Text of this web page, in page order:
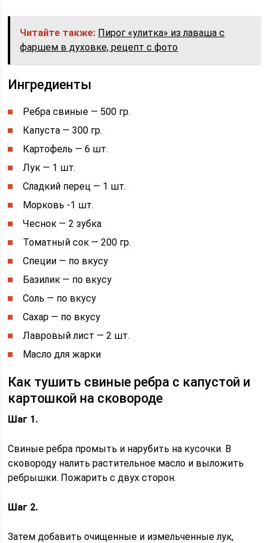
Читайте также: Пирог «улитка» из лаваша с
фаршем в духовке, рецепт с фото
Ингредиенты
Ребра свиные — 500 гр.
Капуста — 300 гр.
Картофель — 6 шт.
Лук — 1 шт.
Сладкий перец — 1 шт.
Морковь -1 шт.
Чеснок — 2 зубка
Томатный сок — 200 гр.
Специи — по вкусу
Базилик — по вкусу
Соль — по вкусу
Сахар — по вкусу
Лавровый лист — 2 шт.
Масло для жарки
Как тушить свиные ребра с капустой и
картошкой на сковороде
Шаг 1.
Свиные ребра промыть и нарубить на кусочки. В
сковороду налить растительное масло и выложить
ребрышки. Пожарить с двух сторон.
Шаг 2.
Затем добавить очищенные и измельченные лук,